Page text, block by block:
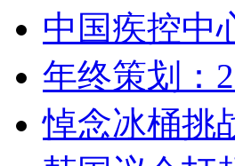
中国疾控中
年终策划：
悼念冰桶挑